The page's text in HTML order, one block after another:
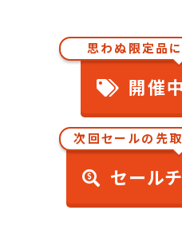
思わぬ限定品に
開催
次回セールの先取
セール